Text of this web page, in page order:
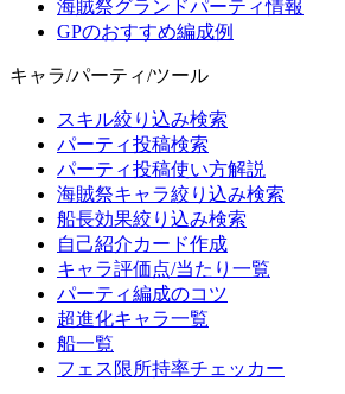
海賊祭グランドパーティ情報
GPのおすすめ編成例
キャラ/パーティ/ツール
スキル絞り込み検索
パーティ投稿検索
パーティ投稿使い方解説
海賊祭キャラ絞り込み検索
船長効果絞り込み検索
自己紹介カード作成
キャラ評価点/当たり一覧
パーティ編成のコツ
超進化キャラ一覧
船一覧
フェス限所持率チェッカー